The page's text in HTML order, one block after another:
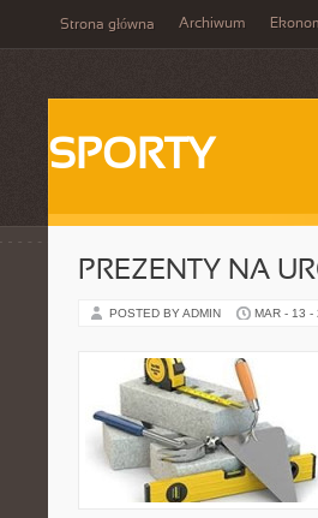
Strona główna Archiwum
SPORTY
PREZENTY NA
POSTED BY ADMIN MAR - 13 -